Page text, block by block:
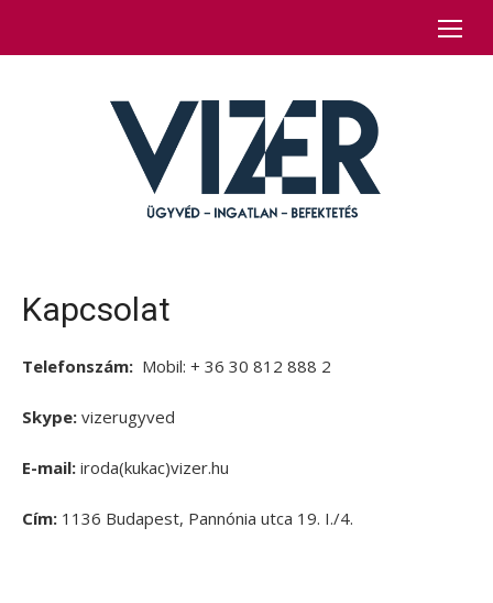
Kapcsolat
Telefonszám: Mobil: + 36 30 812 888 2
Skype: vizerugyved
E-mail: iroda(kukac)vizer.hu
Cím: 1136 Budapest, Pannónia utca 19. I./4.